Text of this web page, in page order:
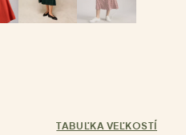
TABUĽKA VEĽKOSTÍ